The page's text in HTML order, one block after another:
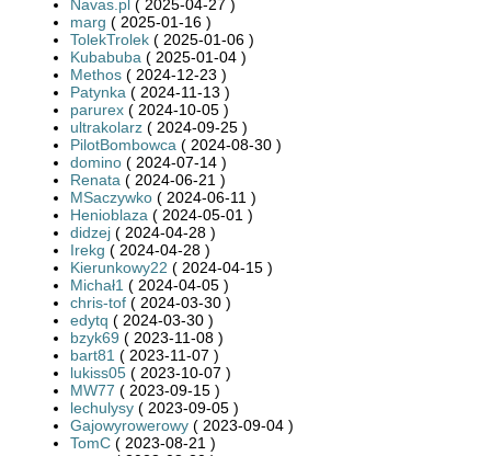
Navas.pl ( 2025-04-27 )
marg ( 2025-01-16 )
TolekTrolek ( 2025-01-06 )
Kubabuba ( 2025-01-04 )
Methos ( 2024-12-23 )
Patynka ( 2024-11-13 )
parurex ( 2024-10-05 )
ultrakolarz ( 2024-09-25 )
PilotBombowca ( 2024-08-30 )
domino ( 2024-07-14 )
Renata ( 2024-06-21 )
MSaczywko ( 2024-06-11 )
Henioblaza ( 2024-05-01 )
didzej ( 2024-04-28 )
Irekg ( 2024-04-28 )
Kierunkowy22 ( 2024-04-15 )
Michał1 ( 2024-04-05 )
chris-tof ( 2024-03-30 )
edytq ( 2024-03-30 )
bzyk69 ( 2023-11-08 )
bart81 ( 2023-11-07 )
lukiss05 ( 2023-10-07 )
MW77 ( 2023-09-15 )
lechulysy ( 2023-09-05 )
Gajowyrowerowy ( 2023-09-04 )
TomC ( 2023-08-21 )